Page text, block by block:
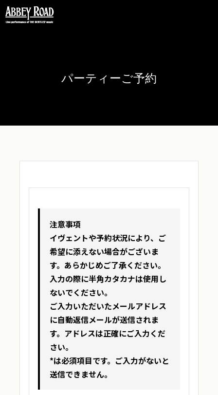
パーティーご予約
注意事項
イヴェントや予約状況により、ご
希望に添えない場合がございま
す。あらかじめご了承ください。
入力の際に半角カタカナは使用し
ないでください。
ご入力いただいたメールアドレス
に自動返信メールが送信されま
す。アドレスは正確にご入力くだ
さい。
*は必須項目です。ご入力がないと
送信できません。